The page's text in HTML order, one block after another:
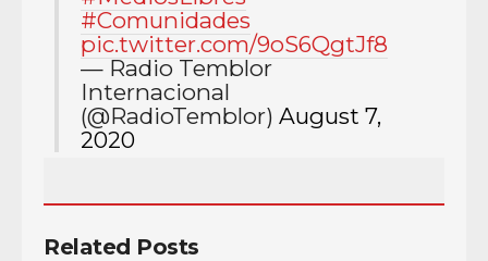
#Comunidades
pic.twitter.com/9oS6QgtJf8
— Radio Temblor
Internacional
(@RadioTemblor) August 7,
2020
Related Posts